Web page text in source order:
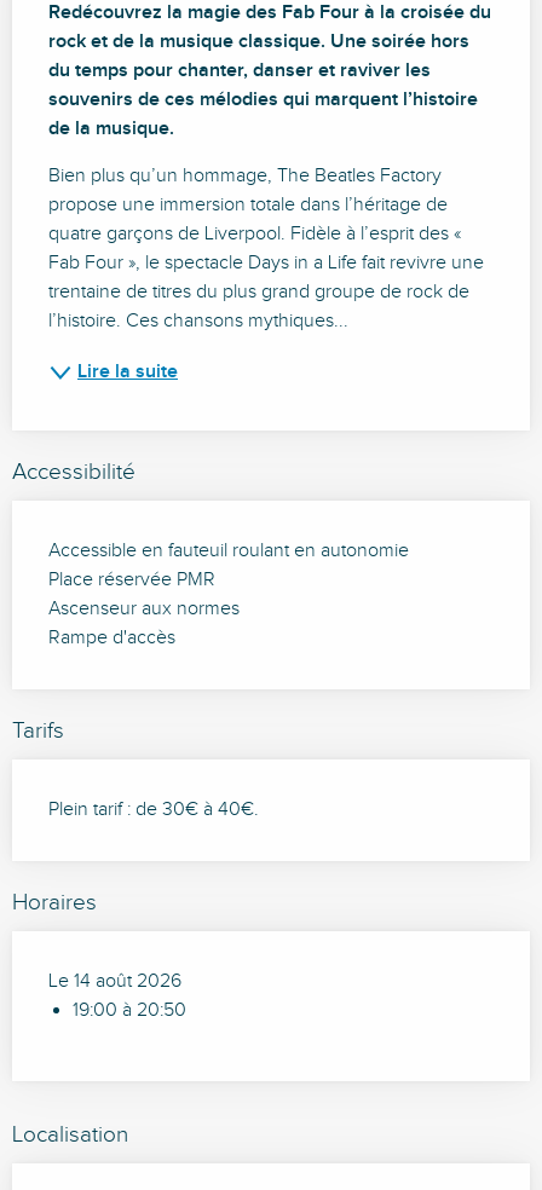
Redécouvrez la magie des Fab Four à la croisée du
rock et de la musique classique. Une soirée hors
du temps pour chanter, danser et raviver les
souvenirs de ces mélodies qui marquent l’histoire
de la musique.
Bien plus qu’un hommage, The Beatles Factory
propose une immersion totale dans l’héritage de
quatre garçons de Liverpool. Fidèle à l’esprit des «
Fab Four », le spectacle Days in a Life fait revivre une
trentaine de titres du plus grand groupe de rock de
l’histoire. Ces chansons mythiques...
Lire la suite
Accessibilité
Accessible en fauteuil roulant en autonomie
Place réservée PMR
Ascenseur aux normes
Rampe d'accès
Tarifs
Plein tarif : de 30€ à 40€.
Horaires
Le 14 août 2026
19:00 à 20:50
Localisation